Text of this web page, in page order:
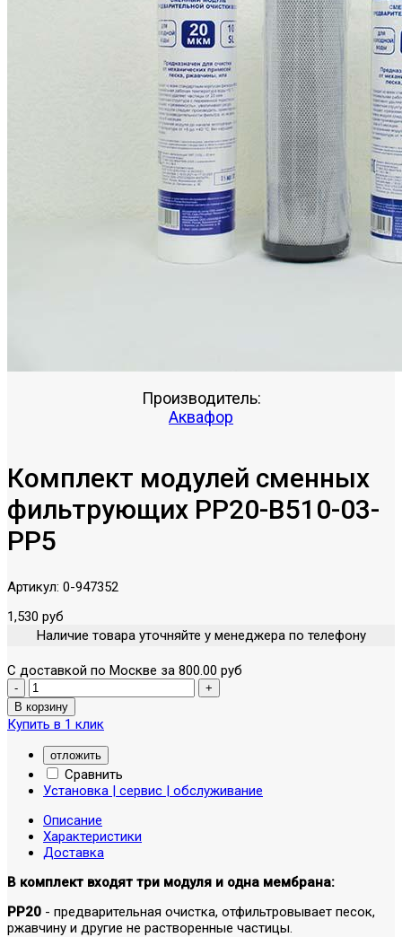
Производитель:
Аквафор
Комплект модулей сменных
фильтрующих PP20-B510-03-
PP5
Артикул: 0-947352
1,530 руб
Наличие товара уточняйте у менеджера по телефону
С доставкой по Москве за 800.00 руб
Купить в 1 клик
отложить
Сравнить
Установка | сервис | обслуживание
Описание
Характеристики
Доставка
В комплект входят три модуля и одна мембрана:
PP20 - предварительная очистка, отфильтровывает песок,
ржавчину и другие не растворенные частицы.